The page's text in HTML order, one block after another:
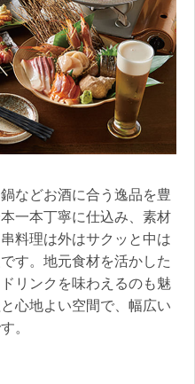
などお酒に合う逸品を豊
一本丁寧に仕込み、素材
料理は外はサクッと中は
す。地元食材を活かした
リンクを味わえるのも魅
心地よい空間で、幅広い
。